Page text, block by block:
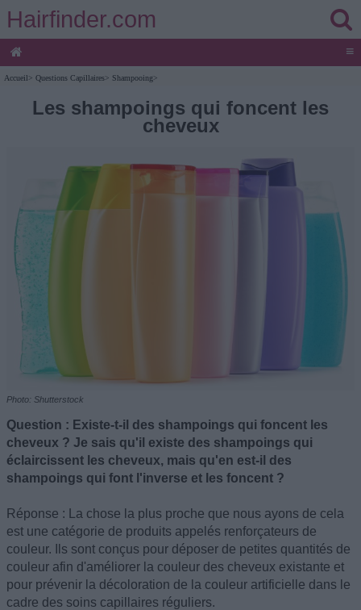
Hairfinder.com
≡
Accueil> Questions Capillaires> Shampooing>
Les shampoings qui foncent les
cheveux
Photo: Shutterstock
Question : Existe-t-il des shampoings qui foncent les
cheveux ? Je sais qu'il existe des shampoings qui
éclaircissent les cheveux, mais qu'en est-il des
shampoings qui font l'inverse et les foncent ?
Réponse : La chose la plus proche que nous ayons de cela
est une catégorie de produits appelés renforçateurs de
couleur. Ils sont conçus pour déposer de petites quantités de
couleur afin d'améliorer la couleur des cheveux existante et
pour prévenir la décoloration de la couleur artificielle dans le
cadre des soins capillaires réguliers.